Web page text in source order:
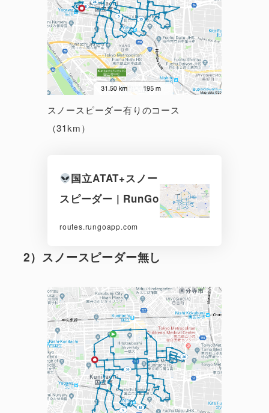
スノースピーダー有りのコース
（31km）
国立ATAT+スノー
スピーダー | RunGo
routes.rungoapp.com
2）スノースピーダー無し